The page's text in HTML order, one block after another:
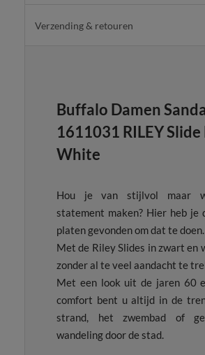
Verzending & retouren
Buffalo Damen
1611031 RILEY
White
Hou je van stijlvol maar
statement maken? Hier heb je
platen gevonden om dat te doen.
Met de Riley Slides in zwart en
zonder al te veel aandacht te
Met een look uit de jaren 60
comfort bent u altijd in de
strand, het zwembad of
wandeling door de stad.